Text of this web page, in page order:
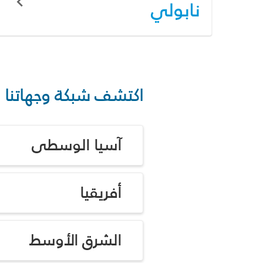
نابولي
اكتشف شبكة وجهاتنا
آسيا الوسطى
أفريقيا
الشرق الأوسط